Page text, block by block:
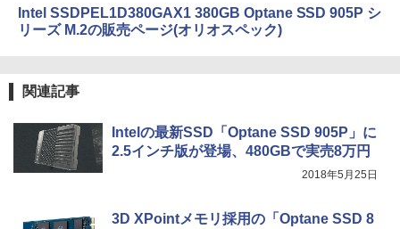
Intel SSDPEL1D380GAX1 380GB Optane SSD 905P シ
リーズ M.2の販売ページ(オリオスペック)
関連記事
Intelの最新SSD「Optane SSD 905P」に
2.5インチ版が登場、480GBで実売8万円
2018年5月25日
3D XPointメモリ採用の「Optane SSD 8